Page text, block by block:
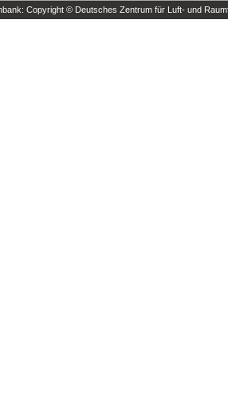
Copyright © Deutsches Zentrum für Luft- und